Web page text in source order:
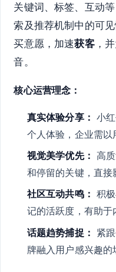
关键词、标签、互动
索及推荐机制中的可
买意愿，加速获客，
音。
核心运营理念：
真实体验分享： 小
个人体验，企业需以
视觉美学优先： 高
和停留的关键，直接
社区互动共鸣： 积
记的活跃度，有助于
话题趋势捕捉： 紧
牌融入用户感兴趣的